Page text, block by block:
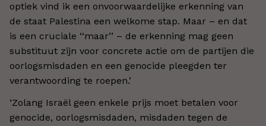
optiek vind ik een onvoorwaardelijke erkenning van
de staat Palestina een welkome stap. Maar – en dat
is een cruciale ‘‘maar’’ – de erkenning mag geen
substituut zijn voor concrete actie om de partijen die
oorlogsmisdaden en een genocide pleegden ter
verantwoording te roepen.’
‘Zolang Israël geen enkele prijs moet betalen voor
genocide, oorlogsmisdaden, misdaden tegen de